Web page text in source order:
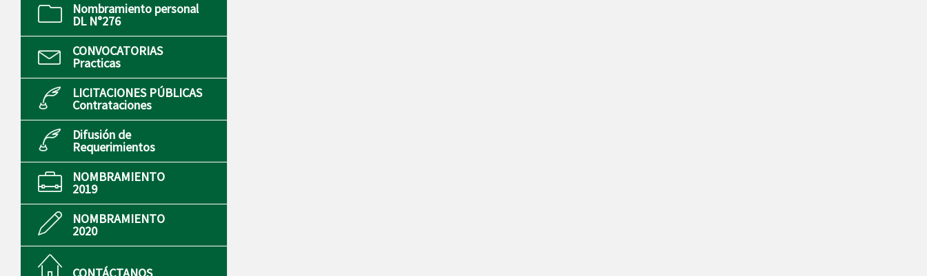
Nombramiento personal
DL N°276
CONVOCATORIAS
Practicas
LICITACIONES PÚBLICAS
Contrataciones
Difusión de
Requerimientos
NOMBRAMIENTO
2019
NOMBRAMIENTO
2020